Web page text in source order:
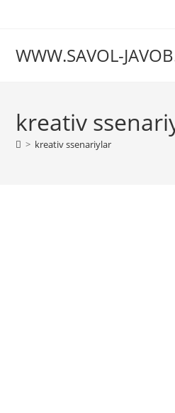
WWW.SAVOL-
kreativ
> kreativ ssenariylar